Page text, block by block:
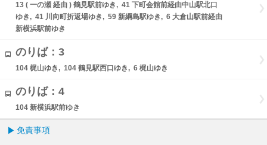
13 ( 一の瀬 経由 ) 鶴見駅前ゆき, 41 下町会館前経由中山駅北口
ゆき, 41 川向町折返場ゆき, 59 新綱島駅ゆき, 6 大倉山駅前経由
新横浜駅前ゆき
のりば：3
104 梶山ゆき, 104 鶴見駅西口ゆき, 6 梶山ゆき
のりば：4
104 新横浜駅前ゆき
免責事項